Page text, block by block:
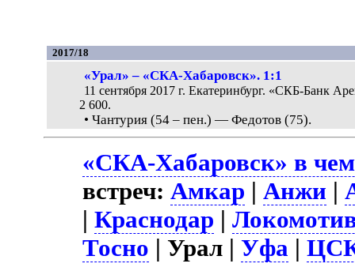
2017/18
«Урал» – «СКА-Хабаровск». 1:1
11 сентября 2017 г. Екатеринбург. «СКБ-Банк
2 600.
• Чантурия (54 – пен.) — Федотов (75).
«СКА-Хабаровск» в
встреч:Амкар |Анжи |
|Краснодар |
Тосно | Урал |Уфа |